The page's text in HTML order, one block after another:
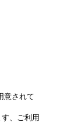
されて
、ご利用